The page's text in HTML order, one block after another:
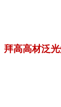
拜高高材泛